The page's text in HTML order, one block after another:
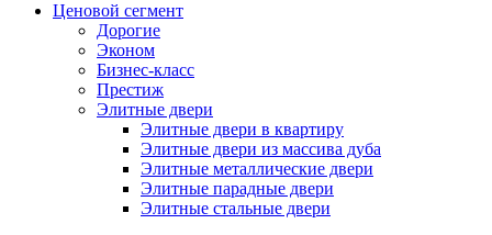
Ценовой сегмент
Дорогие
Эконом
Бизнес-класс
Престиж
Элитные двери
Элитные двери в квартиру
Элитные двери из массива дуба
Элитные металлические двери
Элитные парадные двери
Элитные стальные двери